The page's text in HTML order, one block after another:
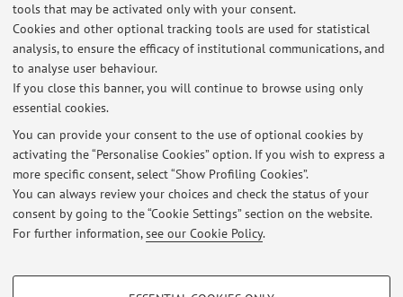
tools that may be activated only with your consent.
Cookies and other optional tracking tools are used for statistical
analysis, to ensure the efficacy of institutional communications, and
to analyse user behaviour.
If you close this banner, you will continue to browse using only
essential cookies.
You can provide your consent to the use of optional cookies by
activating the “Personalise Cookies” option. If you wish to express a
more specific consent, select “Show Profiling Cookies”.
You can always review your choices and check the status of your
consent by going to the “Cookie Settings” section on the website.
For further information,see our Cookie Policy.
PROFILING COOKIES - OPTIONAL
ISCRIZIONE Corso di Analisi dei medicinali e prodotti per la salute I,
FARMACIA, aa 2025/26
Published on: February 01 2026
ISCRIZIONE CORSO di ANALISI DEI MEDICINALI E PRODOTTI PER LA
SALUTE I (Farmacia, a.a. 2024/25)
Published on: January 29 2025
ISCRIZIONE CORSO ANALISI DEI MEDICINALI E PRODOTTI PER LA
SALUTE I (Farmacia, 2023/24)
Published on: January 26 2024